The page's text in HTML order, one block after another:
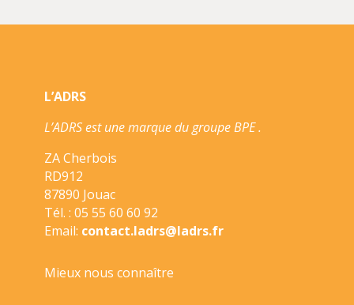
LES
L’ADRS
L’ADRS est une marque du groupe BPE .
ZA Cherbois
RD912
87890 Jouac
Tél. : 05 55 60 60 92
Email: contact.ladrs@ladrs.fr
Mieux nous connaître